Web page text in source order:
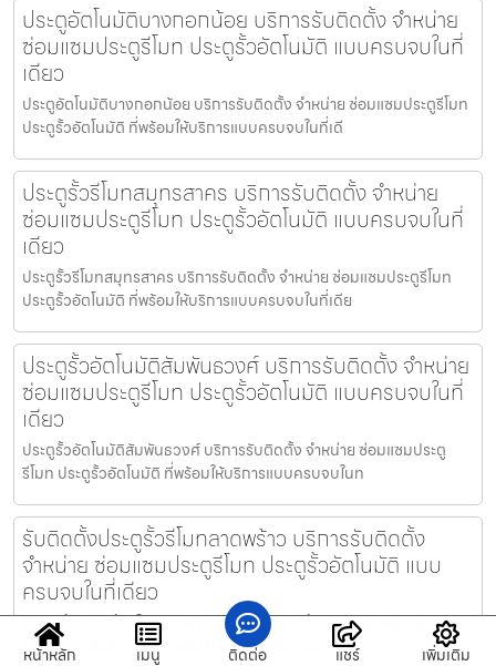
ประตูอัตโนมัติบางกอกน้อย บริการรับติดตั้ง จำหน่าย
ซ่อมแซมประตูรีโมท ประตูรั้วอัตโนมัติ แบบครบจบในที่
เดียว
ประตูอัตโนมัติบางกอกน้อย บริการรับติดตั้ง จำหน่าย ซ่อมแซมประตูรีโมท
ประตูรั้วอัตโนมัติ ที่พร้อมให้บริการแบบครบจบในที่เดี
ประตูรั้วรีโมทสมุทรสาคร บริการรับติดตั้ง จำหน่าย
ซ่อมแซมประตูรีโมท ประตูรั้วอัตโนมัติ แบบครบจบในที่
เดียว
ประตูรั้วรีโมทสมุทรสาคร บริการรับติดตั้ง จำหน่าย ซ่อมแซมประตูรีโมท
ประตูรั้วอัตโนมัติ ที่พร้อมให้บริการแบบครบจบในที่เดีย
ประตูรั้วอัตโนมัติสัมพันธวงศ์ บริการรับติดตั้ง จำหน่าย
ซ่อมแซมประตูรีโมท ประตูรั้วอัตโนมัติ แบบครบจบในที่
เดียว
ประตูรั้วอัตโนมัติสัมพันธวงศ์ บริการรับติดตั้ง จำหน่าย ซ่อมแซมประตู
รีโมท ประตูรั้วอัตโนมัติ ที่พร้อมให้บริการแบบครบจบในท
รับติดตั้งประตูรั้วรีโมทลาดพร้าว บริการรับติดตั้ง
จำหน่าย ซ่อมแซมประตูรีโมท ประตูรั้วอัตโนมัติ แบบ
ครบจบในที่เดียว
รับติดตั้งประตูรั้วรีโมทลาดพร้าว บริการรับติดตั้ง จำหน่าย ซ่อมแซมประตู
รีโมท ประตูรั้วอัตโนมัติ ที่พร้อมให้บริการแบบครบจบ
หน้าหลัก เมนู ติดต่อ แชร์ เพิ่มเติม